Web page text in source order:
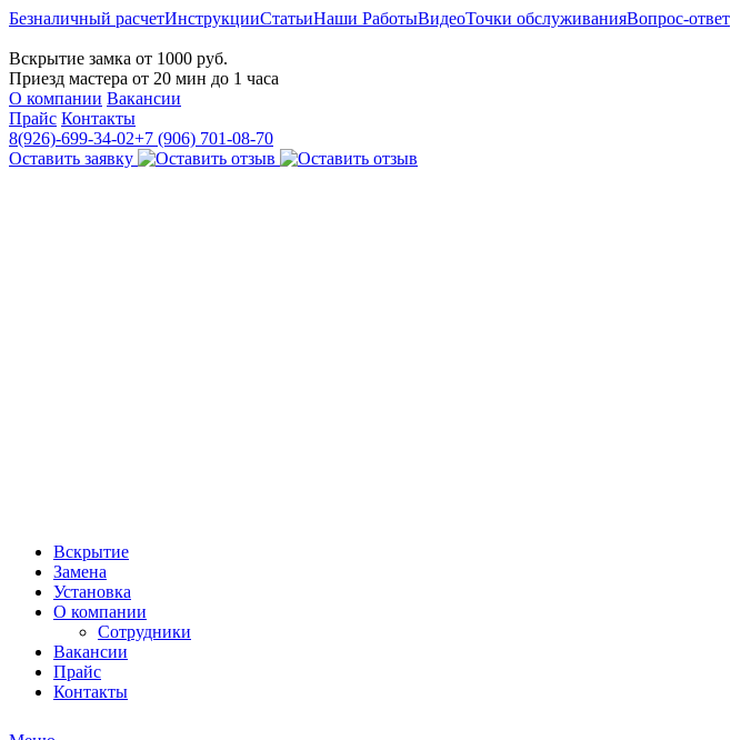
Безналичный расчетИнструкцииСтатьиНаши РаботыВидеоТочки обслуживанияВопрос-ответ
Вскрытие замка от 1000 руб.
Приезд мастера от 20 мин до 1 часа
О компании Вакансии
Прайс Контакты
8(926)-699-34-02+7 (906) 701-08-70
Оставить заявку
Вскрытие
Замена
Установка
О компании
Сотрудники
Вакансии
Прайс
Контакты